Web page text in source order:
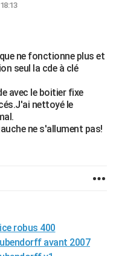
ne fonctionne plus et
seul la cde à clé
avec le boitier fixe
nettoyé le
ne s'allument pas!
robus 400
avant 2007